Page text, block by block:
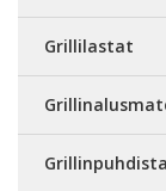
Grillilastat